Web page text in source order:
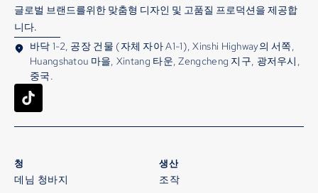
글로벌 브랜드를위한 맞춤형 디자인 및 고품질 프로덕션을 제공합
니다.
바닥 1-2, 공장 건물 (자체 자아 A1-1), Xinshi Highway의 서쪽,
Huangshatou 마을, Xintang 타운, Zengcheng 지구, 광저우시,
중국.
청
데님 청바지
생산
조작